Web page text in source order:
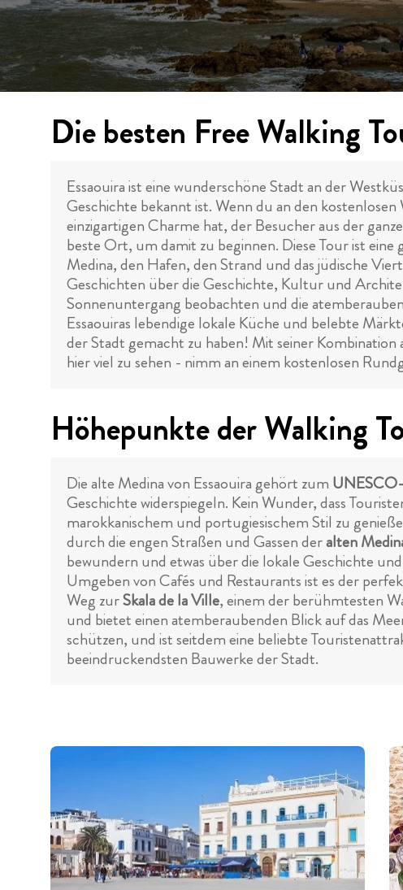
Die besten Free Walking
Essaouira ist eine wunderschöne Stadt an der
Geschichte bekannt ist. Wenn du an den
einzigartigen Charme hat, der Besucher aus der
beste Ort, um damit zu beginnen. Diese Tour ist
Medina, den Hafen, den Strand und das jüdische
Geschichten über die Geschichte, Kultur und
Sonnenuntergang beobachten und die
Essaouiras lebendige lokale Küche und belebte
der Stadt gemacht zu haben! Mit seiner
hier viel zu sehen - nimm an einem kostenlosen
Höhepunkte der Walking
Die alte Medina von Essaouira gehört zum
Geschichte widerspiegeln. Kein Wunder, dass
marokkanischem und portugiesischem Stil zu
durch die engen Straßen und Gassen deralten
bewundern und etwas über die lokale Geschichte
Umgeben von Cafés und Restaurants ist es der
Weg zurSkala de la Ville, einem der berühmtesten
und bietet einen atemberaubenden Blick auf das
schützen, und ist seitdem eine beliebte
beeindruckendsten Bauwerke der Stadt.